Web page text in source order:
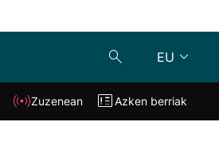
EU
Klisk Zuzenean
Zuzenean Azken berriak